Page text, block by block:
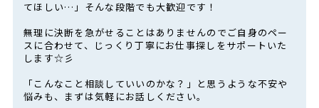
てほしい…」そんな段階でも大歓迎です！
無理に決断を急がせることはありませんのでご自身のペー
スに合わせて、じっくり丁寧にお仕事探しをサポートいた
します☆彡
「こんなこと相談していいのかな？」と思うような不安や
悩みも、まずは気軽にお話しください。